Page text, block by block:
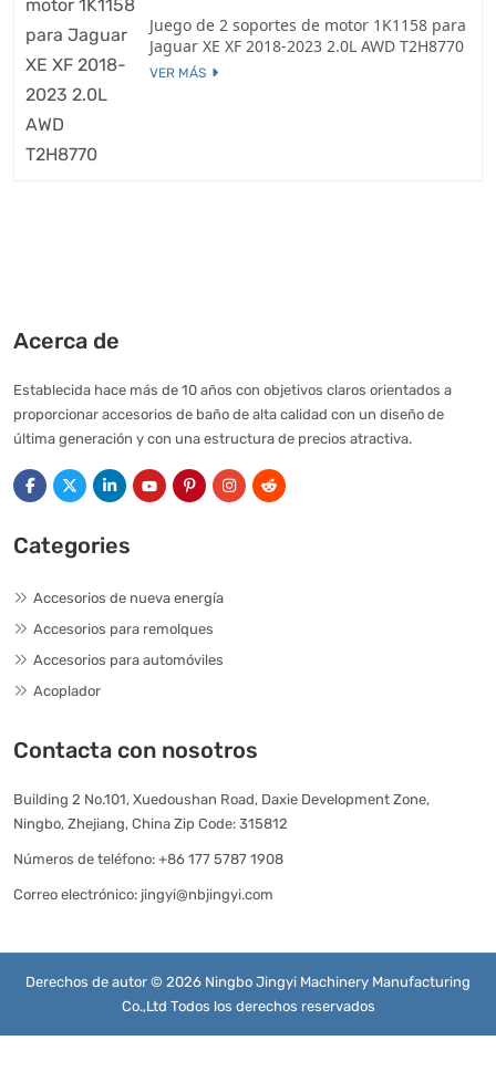
Juego de 2 soportes de motor 1K1158 para
Jaguar XE XF 2018-2023 2.0L AWD T2H8770
VER MÁS
Acerca de
Establecida hace más de 10 años con objetivos claros orientados a
proporcionar accesorios de baño de alta calidad con un diseño de
última generación y con una estructura de precios atractiva.
Categories
Accesorios de nueva energía
Accesorios para remolques
Accesorios para automóviles
Acoplador
Contacta con nosotros
Building 2 No.101, Xuedoushan Road, Daxie Development Zone,
Ningbo, Zhejiang, China Zip Code: 315812
Números de teléfono: +86 177 5787 1908
Correo electrónico: jingyi@nbjingyi.com
Derechos de autor © 2026 Ningbo Jingyi Machinery Manufacturing
Co.,Ltd Todos los derechos reservados